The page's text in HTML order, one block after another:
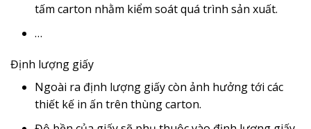
tấm carton nhằm kiểm soát quá trình sản xuất.
…
Định lượng giấy
Ngoài ra định lượng giấy còn ảnh hưởng tới các
thiết kế in ấn trên thùng carton.